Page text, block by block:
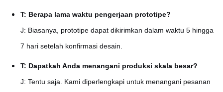
T: Berapa lama waktu pengerjaan prototipe?
J: Biasanya, prototipe dapat dikirimkan dalam waktu 5 hingga
7 hari setelah konfirmasi desain.
T: Dapatkah Anda menangani produksi skala besar?
J: Tentu saja. Kami diperlengkapi untuk menangani pesanan